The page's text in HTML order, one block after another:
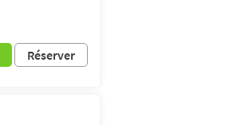
Réserver